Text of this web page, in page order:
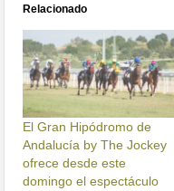
19
20
21
22
23
24
25
26
27
Relacionado
El Gran Hipódromo de
Andalucía by The Jockey